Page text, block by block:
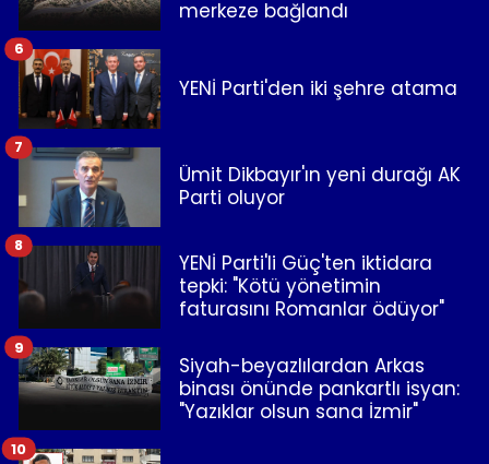
merkeze bağlandı
YENİ Parti'den iki şehre atama
6
Ümit Dikbayır'ın yeni durağı AK
Parti oluyor
7
YENİ Parti'li Güç'ten iktidara
tepki: "Kötü yönetimin
faturasını Romanlar ödüyor"
8
Siyah-beyazlılardan Arkas
binası önünde pankartlı isyan:
"Yazıklar olsun sana İzmir"
9
10